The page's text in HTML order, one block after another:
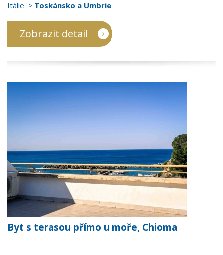
Itálie Toskánsko a Umbrie
Zobrazit detail
Byt s terasou přímo u moře, Chioma